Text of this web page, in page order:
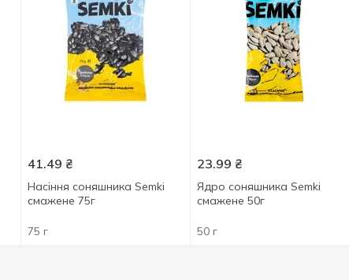
41.49 ₴
Насіння соняшника Semki
смажене 75г
75 г
23.99 ₴
Ядро соняшника Semki
смажене 50г
50 г